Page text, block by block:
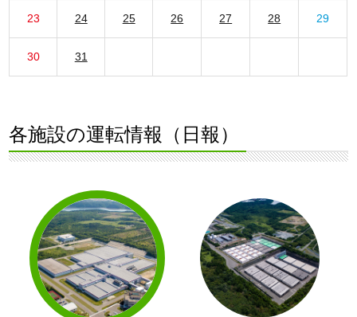
23 24 25 26 27 28 29
30 31
各施設の運転情報（日報）